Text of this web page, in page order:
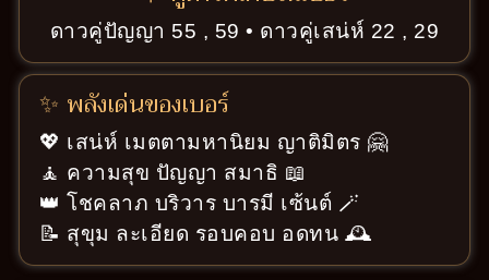
ดาวคู่ปัญญา 55 , 59 • ดาวคู่เสน่ห์ 22 , 29
✨ พลังเด่นของเบอร์
💖 เสน่ห์ เมตตามหานิยม ญาติมิตร 🤗
🧘 ความสุข ปัญญา สมาธิ 📖
👑 โชคลาภ บริวาร บารมี เซ้นต์ 🪄
📝 สุขุม ละเอียด รอบคอบ อดทน 🕰️